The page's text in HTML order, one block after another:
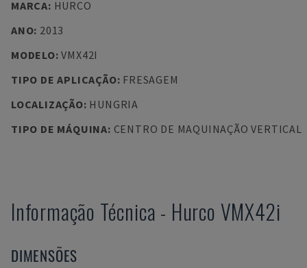
MARCA: HURCO
ANO: 2013
MODELO:VMX42I
TIPO DE APLICAÇÃO: FRESAGEM
LOCALIZAÇÃO: HUNGRIA
TIPO DE MÁQUINA: CENTRO DE MAQUINAÇÃO VERTICAL
Informação Técnica - Hurco VMX42i
DIMENSÕES